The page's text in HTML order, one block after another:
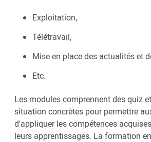
Exploitation,
Télétravail,
Mise en place des actualités et
Etc.
Les modules comprennent des quiz
situation concrètes pour permettre
d'appliquer les compétences
leurs apprentissages. La formation